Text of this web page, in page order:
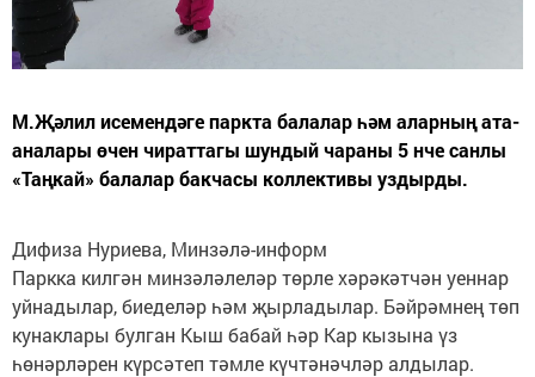
М.Җәлил исемендәге паркта балалар һәм аларның ата-
аналары өчен чираттагы шундый чараны 5 нче санлы
«Таңкай» балалар бакчасы коллективы уздырды.
Дифиза Нуриева, Минзәлә-информ
Паркка килгән минзәләлеләр төрле хәрәкәтчән уеннар
уйнадылар, биеделәр һәм җырладылар. Бәйрәмнең төп
кунаклары булган Кыш бабай һәр Кар кызына үз
һөнәрләрен күрсәтеп тәмле күчтәнәчләр алдылар.